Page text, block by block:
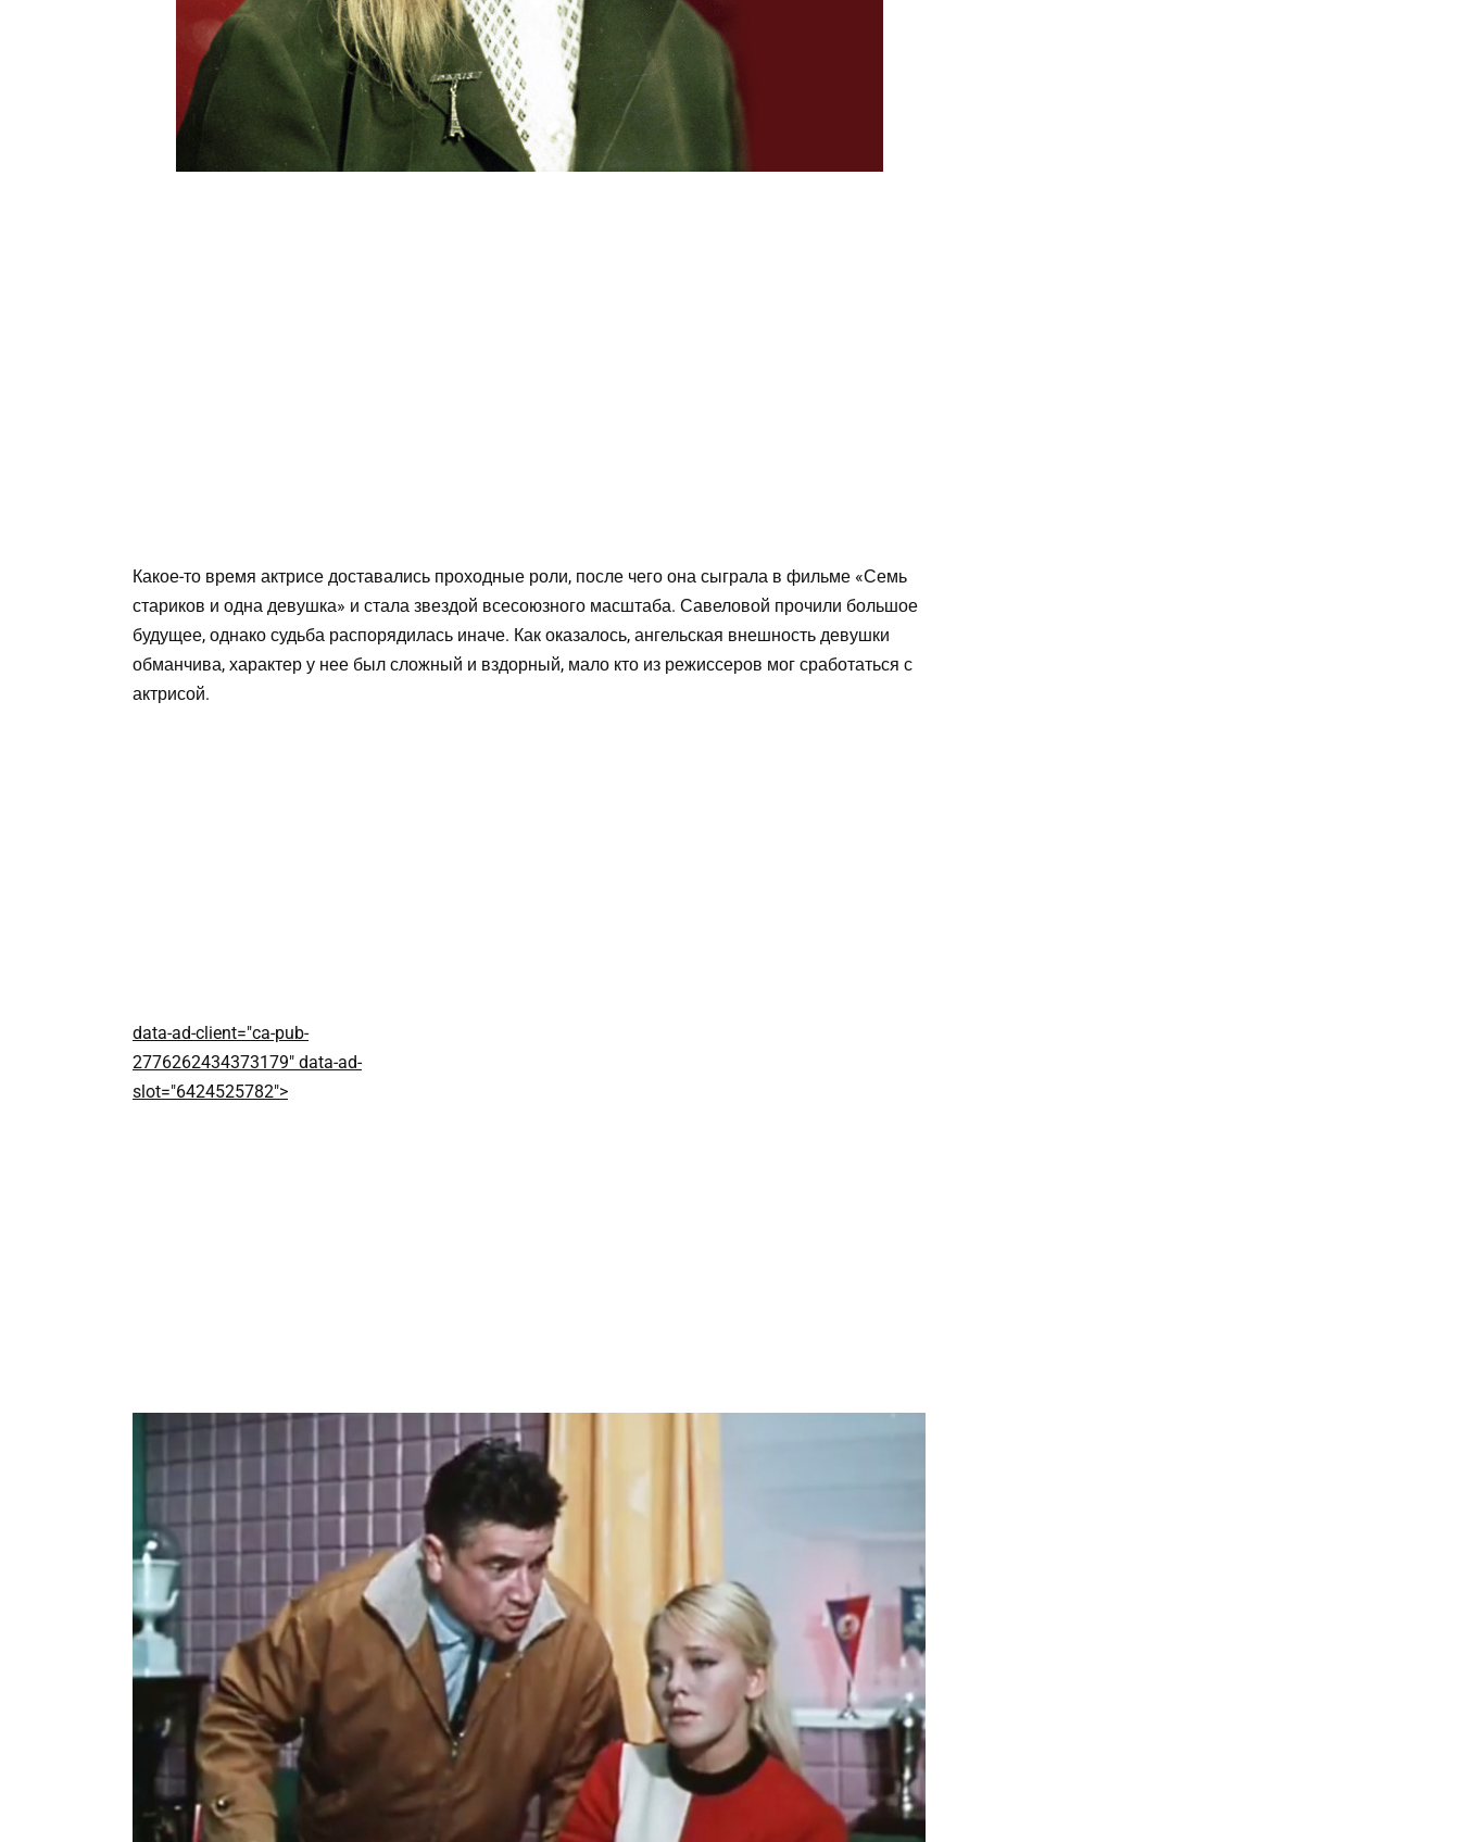
Какое-то время актрисе доставались проходные роли, после чего она сыграла в фильме «Семь
стариков и одна девушка» и стала звездой всесоюзного масштаба. Савеловой прочили большое
будущее, однако судьба распорядилась иначе. Как оказалось, ангельская внешность девушки
обманчива, характер у нее был сложный и вздорный, мало кто из режиссеров мог сработаться с
актрисой.
data-ad-client="ca-pub-
2776262434373179" data-ad-
slot="6424525782">